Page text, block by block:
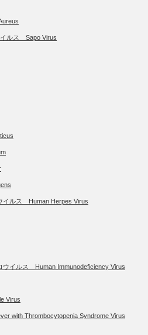
ルス Sapo Virus
イルス Human Herpes Virus
ウイルス Human Immunodeficiency Virus
Virus
with Thrombocytopenia Syndrome Virus